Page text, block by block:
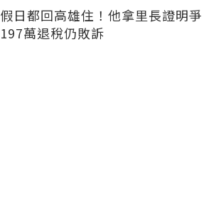
假日都回高雄住！他拿里長證明爭
197萬退稅仍敗訴